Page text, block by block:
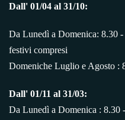
Dall' 01/04 al 31/10:
Da Lunedì a Domenica: 8.30
festivi compresi
Domeniche Luglio e Agosto :
Dall' 01/11 al 31/03:
Da Lunedì a Domenica : 8.30